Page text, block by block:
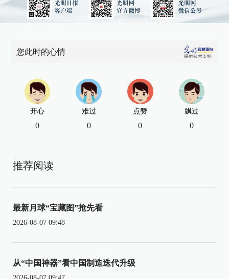
您此时的心情
开心
0
难过
0
点赞
0
飘过
0
推荐阅读
最新月球“宝藏图”抢先看
2026-08-07 09:48
从“中国神器”看中国制造迭代升级